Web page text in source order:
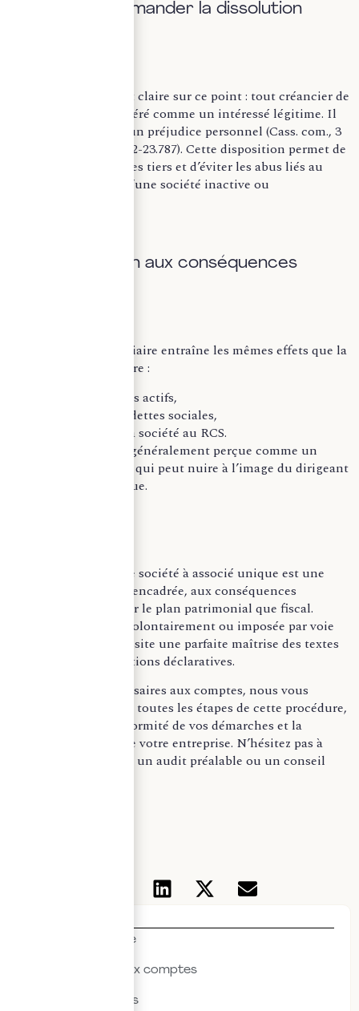
Actualités & veille
Commissariat aux comptes
Droit des affaires
B. Qui peut demander la dissolution
La jurisprudence est claire sur ce point : tout créancier de
la société est considéré comme un intéressé légitime. Il
n’a pas à justifier d’un préjudice personnel (Cass. com., 3
décembre 2013, n° 12-23.787). Cette disposition permet de
protéger les droits des tiers et d’éviter les abus liés au
maintien artificiel d’une société inactive ou
C. Une décision aux conséquences
La dissolution judiciaire entraîne les mêmes effets que la
dissolution volontaire :
Liquidation des actifs,
Paiement des dettes sociales,
Radiation de la société au RCS.
Cependant, elle est généralement perçue comme un
échec de gestion, ce qui peut nuire à l’image du dirigeant
ou de l’associé unique.
La dissolution d’une société à associé unique est une
opération juridique encadrée, aux conséquences
importantes, tant sur le plan patrimonial que fiscal.
Qu’elle soit initiée volontairement ou imposée par voie
judiciaire, elle nécessite une parfaite maîtrise des textes
légaux et des obligations déclaratives.
En tant que commissaires aux comptes, nous vous
accompagnons dans toutes les étapes de cette procédure,
pour assurer la conformité de vos démarches et la
sécurité juridique de votre entreprise. N’hésitez pas à
nous contacter pour un audit préalable ou un conseil